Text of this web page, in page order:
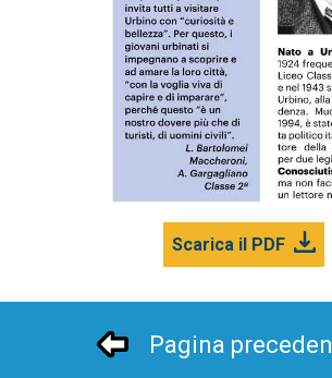
Scarica il PDF
Pagina